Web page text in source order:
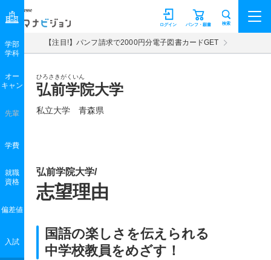
マナビジョン パンフ・願書
ログイン 検索
【注目!】パンフ請求で2000円分電子図書カードGET
ひろさきがくいん
弘前学院大学
私立大学 青森県
学部
学科
オー
キャン
先輩
学費
就職
資格
偏差値
入試
弘前学院大学/
志望理由
国語の楽しさを伝えられる
中学校教員をめざす！